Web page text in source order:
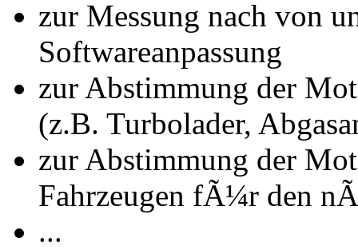
zur Messung nach von
Softwareanpassung
zur Abstimmung der
(z.B. Turbolader,
zur Abstimmung der
Fahrzeugen fÃ¼r den
...